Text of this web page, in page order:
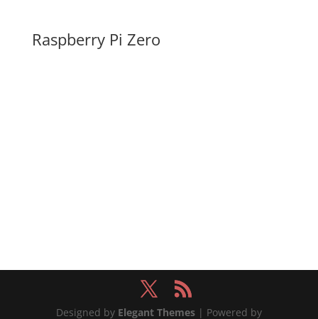
Raspberry Pi Zero
Designed by Elegant Themes| Powered by